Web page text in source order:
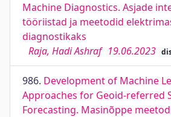
Machine Diagnostics. Asjade
tööriistad ja meetodid
diagnostikaks
Raja, Hadi Ashraf 19.06.2023
986. Development of Machine
Approaches for Geoid-referred
Forecasting. Masinõppe